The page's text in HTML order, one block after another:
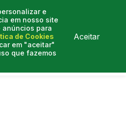
e
em nosso site
anúncios para
de Cookies
em "aceitar"
que fazemos
Aceitar